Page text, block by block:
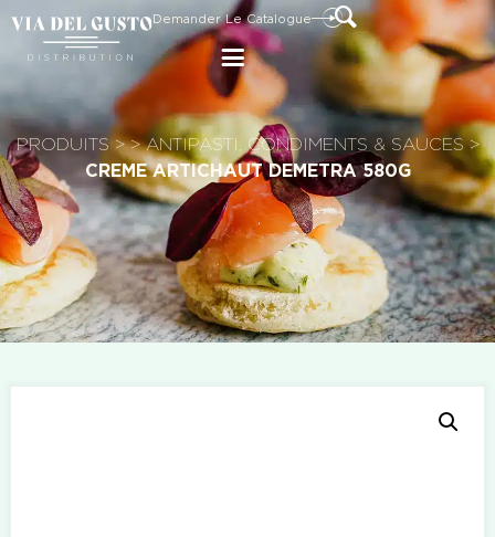
Demander Le Catalogue
PRODUITS>>ANTIPASTI, CONDIMENTS & SAUCES>
CREME ARTICHAUT DEMETRA 580G